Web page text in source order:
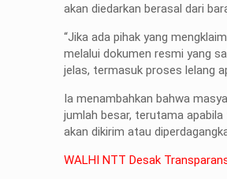
akan diedarkan berasal dari
“Jika ada pihak yang
melalui dokumen resmi yang
jelas, termasuk proses lelang
Ia menambahkan bahwa
jumlah besar, terutama
akan dikirim atau
WALHI NTT Desak